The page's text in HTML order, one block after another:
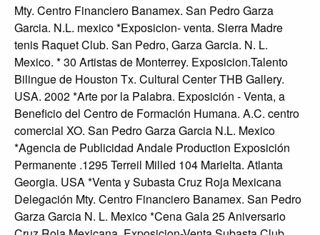
Mty. Centro Financiero Banamex. San Pedro Garza
Garcia. N.L. mexico *Exposicion- venta. Sierra Madre
tenis Raquet Club. San Pedro, Garza Garcia. N. L.
Mexico. * 30 Artistas de Monterrey. Exposicion.Talento
Bilingue de Houston Tx. Cultural Center THB Gallery.
USA. 2002 *Arte por la Palabra. Exposición - Venta, a
Beneficio del Centro de Formación Humana. A.C. centro
comercial XO. San Pedro Garza Garcia N.L. Mexico
*Agencia de Publicidad Andale Production Exposición
Permanente .1295 Terreil Milled 104 Marielta. Atlanta
Georgia. USA *Venta y Subasta Cruz Roja Mexicana
Delegación Mty. Centro Financiero Banamex. San Pedro
Garza Garcia N. L. Mexico *Cena Gala 25 Aniversario